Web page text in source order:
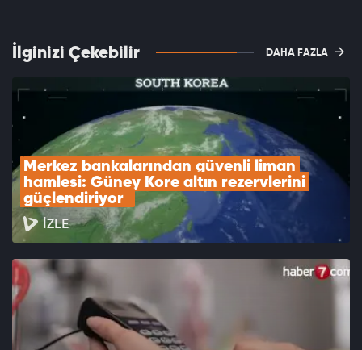
İlginizi Çekebilir DAHA FAZLA
Merkez bankalarından güvenli liman
hamlesi: Güney Kore altın rezervlerini
güçlendiriyor
İZLE